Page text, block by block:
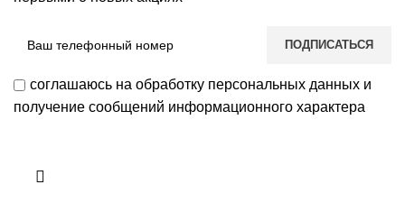
соглашаюсь на обработку персональных данных и
получение сообщений информационного характера